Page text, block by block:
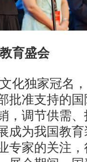
育盛会
化独家冠名
批准支持的
，调节供需
成为我国教
专家的关注